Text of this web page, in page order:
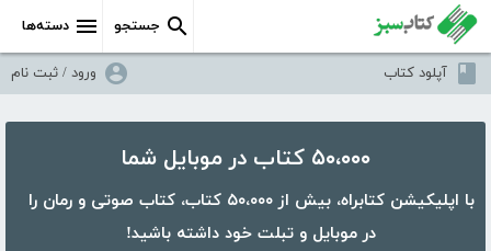
دسته‌ها جستجو
آپلود کتاب ورود / ثبت نام
۵۰،۰۰۰ کتاب در موبایل شما
با اپلیکیشن کتابراه، بیش از ۵۰،۰۰۰ کتاب، کتاب صوتی و رمان را
در موبایل و تبلت خود داشته باشید!